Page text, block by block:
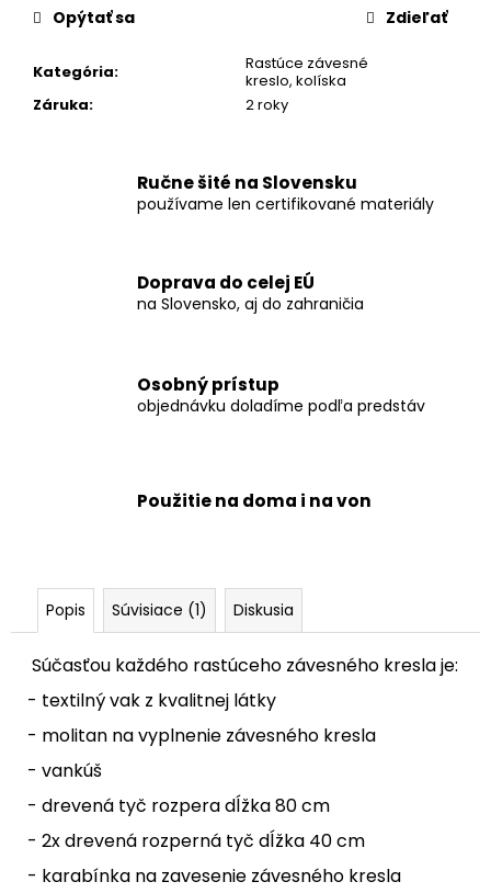
Kategória:
Rastúce závesné
kreslo, kolíska
Záruka: 2 roky
Opýtať sa Zdieľať
Ručne šité na Slovensku
používame len certifikované materiály
Doprava do celej EÚ
na Slovensko, aj do zahraničia
Osobný prístup
objednávku doladíme podľa predstáv
Použitie na doma i na von
Popis Súvisiace (1) Diskusia
Súčasťou každého rastúceho závesného kresla je:
- textilný vak z kvalitnej látky
- molitan na vyplnenie závesného kresla
- vankúš
- drevená tyč rozpera dĺžka 80 cm
- 2x drevená rozperná tyč dĺžka 40 cm
- karabínka na zavesenie závesného kresla